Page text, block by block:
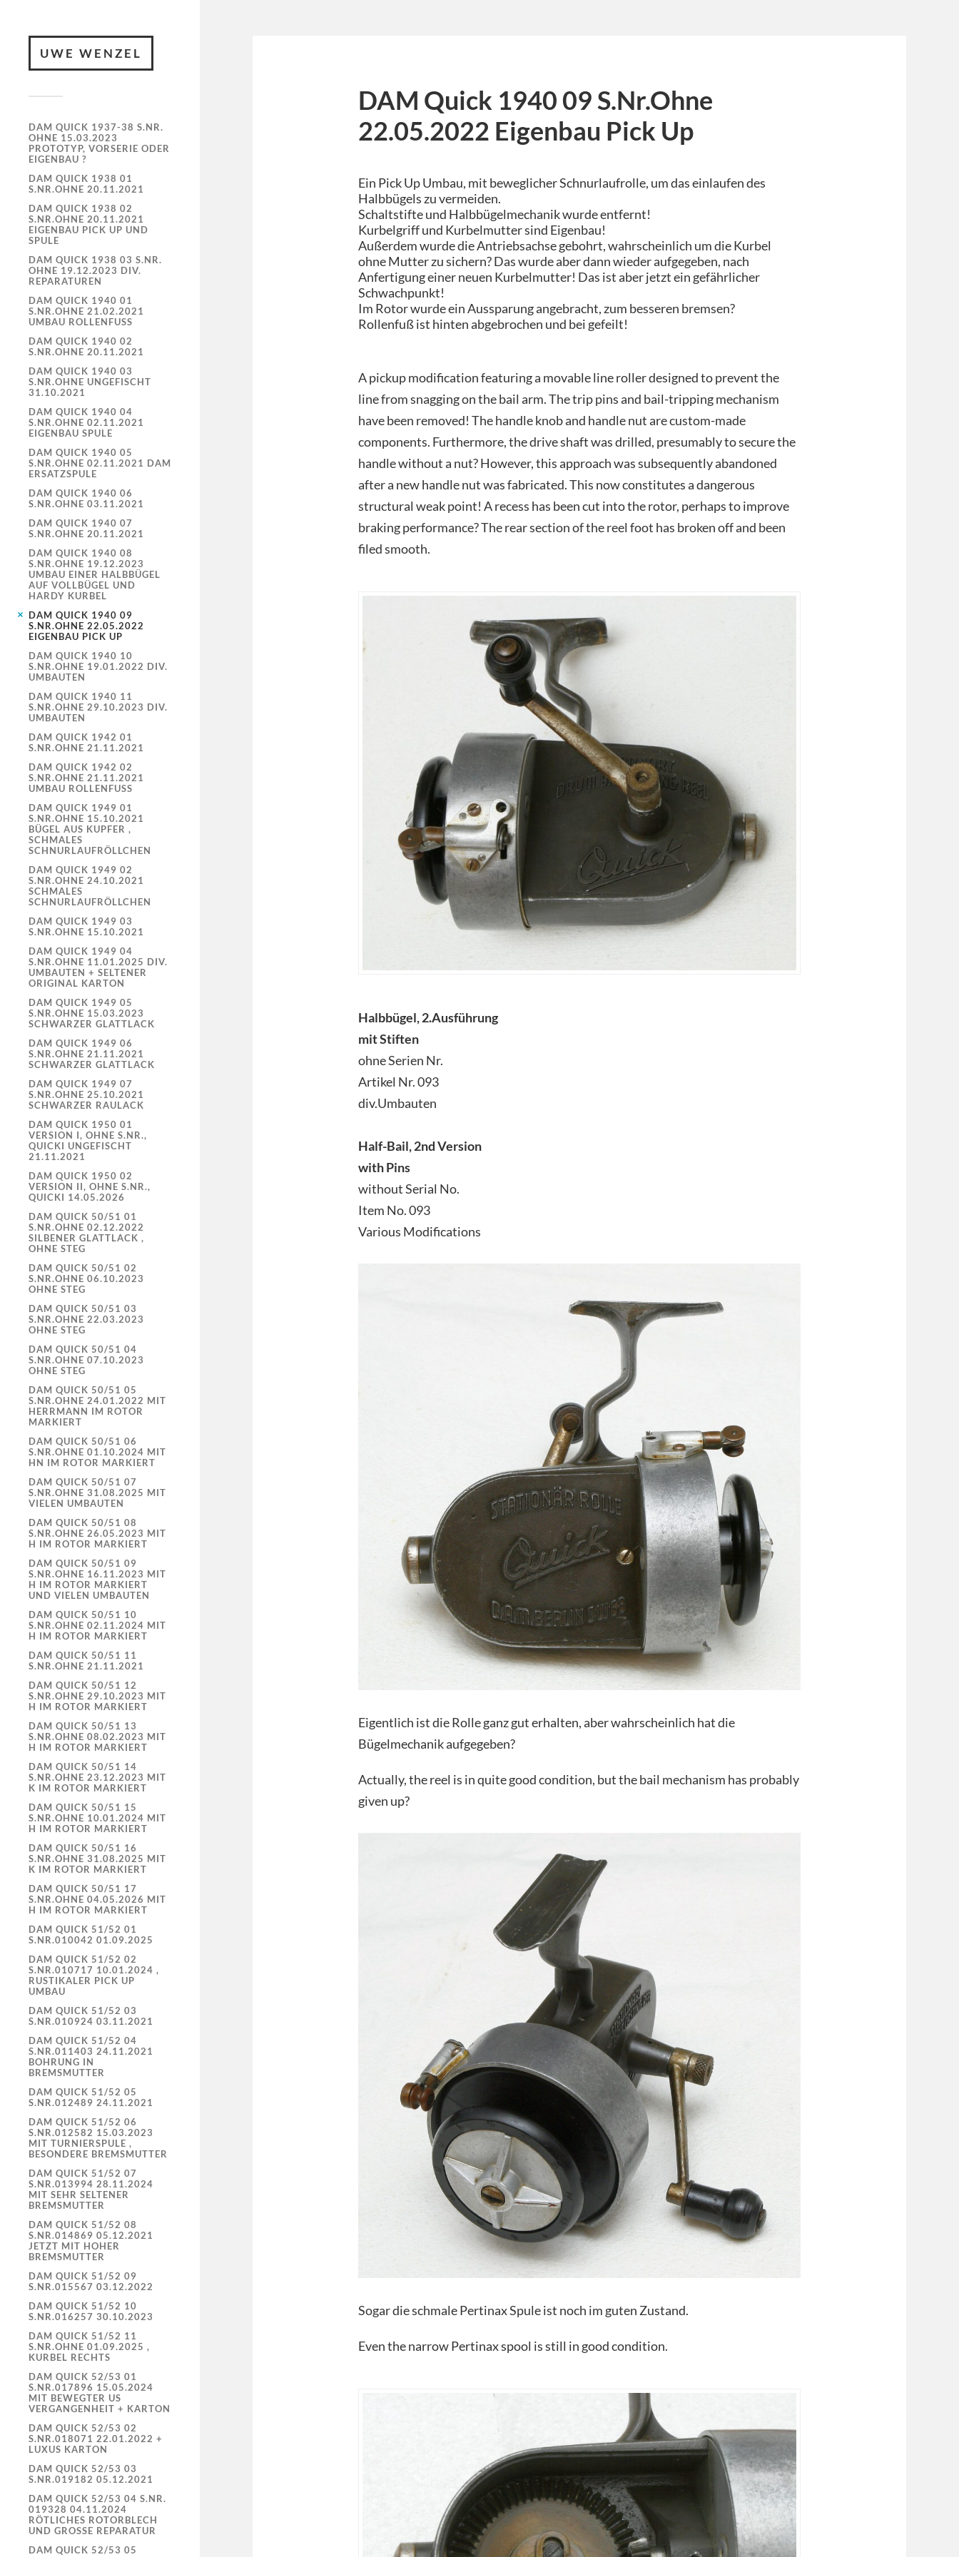
UWE WENZEL
DAM QUICK 1937-38 S.NR.
OHNE 15.03.2023
PROTOTYP, VORSERIE ODER
EIGENBAU ?
DAM QUICK 1938 01
S.NR.OHNE 20.11.2021
DAM QUICK 1938 02
S.NR.OHNE 20.11.2021
EIGENBAU PICK UP UND
SPULE
DAM QUICK 1938 03 S.NR.
OHNE 19.12.2023 DIV.
REPARATUREN
DAM QUICK 1940 01
S.NR.OHNE 21.02.2021
UMBAU ROLLENFUSS
DAM QUICK 1940 02
S.NR.OHNE 20.11.2021
DAM QUICK 1940 03
S.NR.OHNE UNGEFISCHT
31.10.2021
DAM QUICK 1940 04
S.NR.OHNE 02.11.2021
EIGENBAU SPULE
DAM QUICK 1940 05
S.NR.OHNE 02.11.2021 DAM
ERSATZSPULE
DAM QUICK 1940 06
S.NR.OHNE 03.11.2021
DAM QUICK 1940 07
S.NR.OHNE 20.11.2021
DAM QUICK 1940 08
S.NR.OHNE 19.12.2023
UMBAU EINER HALBBÜGEL
AUF VOLLBÜGEL UND
HARDY KURBEL
DAM QUICK 1940 09
S.NR.OHNE 22.05.2022
EIGENBAU PICK UP
DAM QUICK 1940 10
S.NR.OHNE 19.01.2022 DIV.
UMBAUTEN
DAM QUICK 1940 11
S.NR.OHNE 29.10.2023 DIV.
UMBAUTEN
DAM QUICK 1942 01
S.NR.OHNE 21.11.2021
DAM QUICK 1942 02
S.NR.OHNE 21.11.2021
UMBAU ROLLENFUSS
DAM QUICK 1949 01
S.NR.OHNE 15.10.2021
BÜGEL AUS KUPFER ,
SCHMALES
SCHNURLAUFRÖLLCHEN
DAM QUICK 1949 02
S.NR.OHNE 24.10.2021
SCHMALES
SCHNURLAUFRÖLLCHEN
DAM QUICK 1949 03
S.NR.OHNE 15.10.2021
DAM QUICK 1949 04
S.NR.OHNE 11.01.2025 DIV.
UMBAUTEN + SELTENER
ORIGINAL KARTON
DAM QUICK 1949 05
S.NR.OHNE 15.03.2023
SCHWARZER GLATTLACK
DAM QUICK 1949 06
S.NR.OHNE 21.11.2021
SCHWARZER GLATTLACK
DAM QUICK 1949 07
S.NR.OHNE 25.10.2021
SCHWARZER RAULACK
DAM QUICK 1950 01
VERSION I, OHNE S.NR.,
QUICKI UNGEFISCHT
21.11.2021
DAM QUICK 1950 02
VERSION II, OHNE S.NR.,
QUICKI 14.05.2026
DAM QUICK 50/51 01
S.NR.OHNE 02.12.2022
SILBENER GLATTLACK ,
OHNE STEG
DAM QUICK 50/51 02
S.NR.OHNE 06.10.2023
OHNE STEG
DAM QUICK 50/51 03
S.NR.OHNE 22.03.2023
OHNE STEG
DAM QUICK 50/51 04
S.NR.OHNE 07.10.2023
OHNE STEG
DAM QUICK 50/51 05
S.NR.OHNE 24.01.2022 MIT
HERRMANN IM ROTOR
MARKIERT
DAM QUICK 50/51 06
S.NR.OHNE 01.10.2024 MIT
HN IM ROTOR MARKIERT
DAM QUICK 50/51 07
S.NR.OHNE 31.08.2025 MIT
VIELEN UMBAUTEN
DAM QUICK 50/51 08
S.NR.OHNE 26.05.2023 MIT
H IM ROTOR MARKIERT
DAM QUICK 50/51 09
S.NR.OHNE 16.11.2023 MIT
H IM ROTOR MARKIERT
UND VIELEN UMBAUTEN
DAM QUICK 50/51 10
S.NR.OHNE 02.11.2024 MIT
H IM ROTOR MARKIERT
DAM QUICK 50/51 11
S.NR.OHNE 21.11.2021
DAM QUICK 50/51 12
S.NR.OHNE 29.10.2023 MIT
H IM ROTOR MARKIERT
DAM QUICK 50/51 13
S.NR.OHNE 08.02.2023 MIT
H IM ROTOR MARKIERT
DAM QUICK 50/51 14
S.NR.OHNE 23.12.2023 MIT
K IM ROTOR MARKIERT
DAM QUICK 50/51 15
S.NR.OHNE 10.01.2024 MIT
H IM ROTOR MARKIERT
DAM QUICK 50/51 16
S.NR.OHNE 31.08.2025 MIT
K IM ROTOR MARKIERT
DAM QUICK 50/51 17
S.NR.OHNE 04.05.2026 MIT
H IM ROTOR MARKIERT
DAM QUICK 51/52 01
S.NR.010042 01.09.2025
DAM QUICK 51/52 02
S.NR.010717 10.01.2024 ,
RUSTIKALER PICK UP
UMBAU
DAM QUICK 51/52 03
S.NR.010924 03.11.2021
DAM QUICK 51/52 04
S.NR.011403 24.11.2021
BOHRUNG IN
BREMSMUTTER
DAM QUICK 51/52 05
S.NR.012489 24.11.2021
DAM QUICK 51/52 06
S.NR.012582 15.03.2023
MIT TURNIERSPULE ,
BESONDERE BREMSMUTTER
DAM QUICK 51/52 07
S.NR.013994 28.11.2024
MIT SEHR SELTENER
BREMSMUTTER
DAM QUICK 51/52 08
S.NR.014869 05.12.2021
JETZT MIT HOHER
BREMSMUTTER
DAM QUICK 51/52 09
S.NR.015567 03.12.2022
DAM QUICK 51/52 10
S.NR.016257 30.10.2023
DAM QUICK 51/52 11
S.NR.OHNE 01.09.2025 ,
KURBEL RECHTS
DAM QUICK 52/53 01
S.NR.017896 15.05.2024
MIT BEWEGTER US
VERGANGENHEIT + KARTON
DAM QUICK 52/53 02
S.NR.018071 22.01.2022 +
LUXUS KARTON
DAM QUICK 52/53 03
S.NR.019182 05.12.2021
DAM QUICK 52/53 04 S.NR.
019328 04.11.2024
RÖTLICHES ROTORBLECH
UND GROSSE REPARATUR
DAM QUICK 52/53 05
DAM Quick 1940 09 S.Nr.Ohne
22.05.2022 Eigenbau Pick Up
Ein Pick Up Umbau, mit beweglicher Schnurlaufrolle, um das einlaufen des
Halbbügels zu vermeiden.
Schaltstifte und Halbbügelmechanik wurde entfernt!
Kurbelgriff und Kurbelmutter sind Eigenbau!
Außerdem wurde die Antriebsachse gebohrt, wahrscheinlich um die Kurbel
ohne Mutter zu sichern? Das wurde aber dann wieder aufgegeben, nach
Anfertigung einer neuen Kurbelmutter! Das ist aber jetzt ein gefährlicher
Schwachpunkt!
Im Rotor wurde ein Aussparung angebracht, zum besseren bremsen?
Rollenfuß ist hinten abgebrochen und bei gefeilt!
A pickup modification featuring a movable line roller designed to prevent the
line from snagging on the bail arm. The trip pins and bail-tripping mechanism
have been removed! The handle knob and handle nut are custom-made
components. Furthermore, the drive shaft was drilled, presumably to secure the
handle without a nut? However, this approach was subsequently abandoned
after a new handle nut was fabricated. This now constitutes a dangerous
structural weak point! A recess has been cut into the rotor, perhaps to improve
braking performance? The rear section of the reel foot has broken off and been
filed smooth.
Halbbügel, 2.Ausführung
mit Stiften
ohne Serien Nr.
Artikel Nr. 093
div.Umbauten
Half-Bail, 2nd Version
with Pins
without Serial No.
Item No. 093
Various Modifications
Eigentlich ist die Rolle ganz gut erhalten, aber wahrscheinlich hat die
Bügelmechanik aufgegeben?
Actually, the reel is in quite good condition, but the bail mechanism has probably
given up?
Sogar die schmale Pertinax Spule ist noch im guten Zustand.
Even the narrow Pertinax spool is still in good condition.